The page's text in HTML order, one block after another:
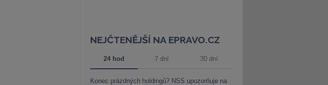
NEJČTENĚJŠÍ NA EPRAVO.CZ
24 hod 7 dní 30 dní
Konec prázdných holdingů? NSS upozorňuje na